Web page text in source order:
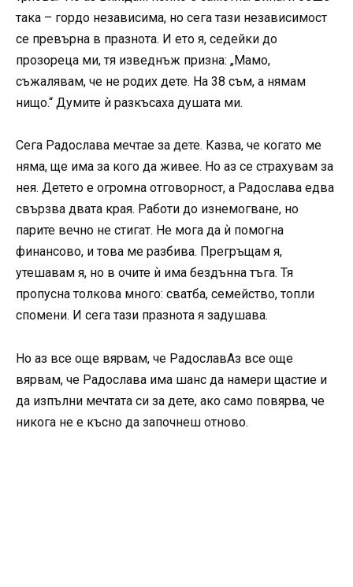
така – гордо независима, но сега тази независимост
се превърна в празнота. И ето я, седейки до
прозореца ми, тя изведнъж призна: „Мамо,
съжалявам, че не родих дете. На 38 съм, а нямам
нищо.“ Думите ѝ разкъсаха душата ми.
Сега Радослава мечтае за дете. Казва, че когато ме
няма, ще има за кого да живее. Но аз се страхувам за
нея. Детето е огромна отговорност, а Радослава едва
свързва двата края. Работи до изнемогване, но
парите вечно не стигат. Не мога да ѝ помогна
финансово, и това ме разбива. Прегръщам я,
утешавам я, но в очите ѝ има бездънна тъга. Тя
пропусна толкова много: сватба, семейство, топли
спомени. И сега тази празнота я задушава.
Но аз все още вярвам, че РадославАз все още
вярвам, че Радослава има шанс да намери щастие и
да изпълни мечтата си за дете, ако само повярва, че
никога не е късно да започнеш отново.